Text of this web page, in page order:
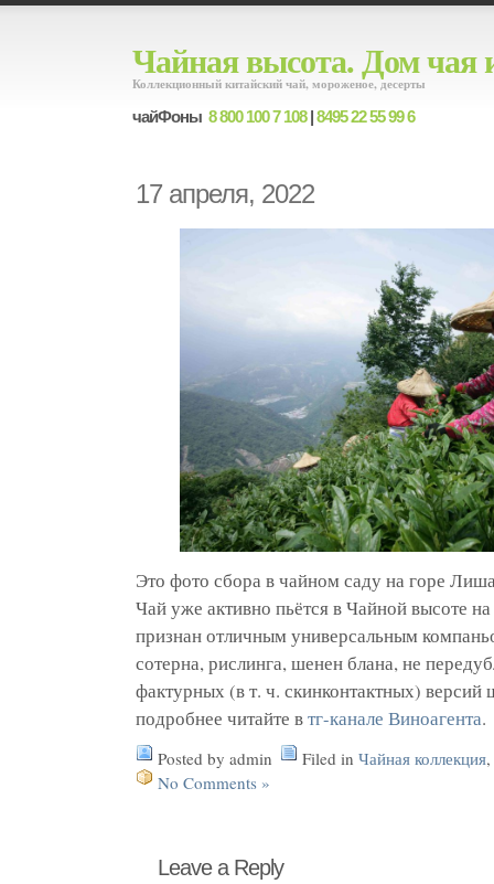
Чайная высота. Дом чая
Коллекционный китайский чай, мороженое, десерты
чайФоны 8 800 100 7 108|8495 22 55 99 6
17 апреля, 2022
Это фото сбора в чайном саду на горе
Чай уже активно пьётся в Чайной высоте на
признан отличным универсальным
сотерна, рислинга, шенен блана, не
фактурных (в т. ч. скинконтактных)
подробнее читайте втг-канале Виноагента.
Posted by admin Filed in Чайная коллекция,
No Comments »
Leave a Reply